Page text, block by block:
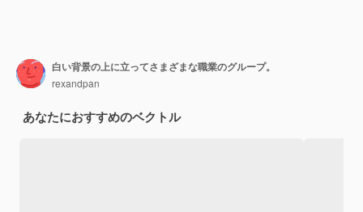
白い背景の上に立ってさまざまな職業のグループ。
rexandpan
あなたにおすすめのベクトル